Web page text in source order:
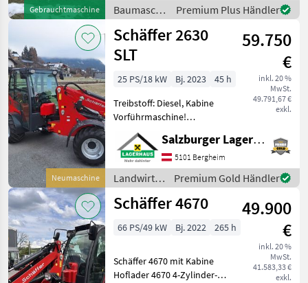
Gebrauchtmaschine
Vermietung von Baumasch
Baumaschinen
/ Schaeff
Premium Plus Händler
Neumaschine
Schäffer 2630
SLT
59.750
€
inkl. 20 %
MwSt.
49.791,67 €
exkl.
25 PS/18 kW Bj. 2023
45 h
Treibstoff: Diesel, Kabine
Vorführmaschine!
Ausstattung: +
Heckgewicht-Endplatte,
Koffergewicht, +
Beleuchtungsanlage,
Schnellgang 20 km/h, +
breiter Hinterw
Salzburger Lagerhaus-Technik
5101 Bergheim
Landwirtsch.
Motorfahrzeuge
/ Schäffer
Premium Gold Händler
Schäffer 4670
49.900
€
inkl. 20 %
MwSt.
41.583,33 €
exkl.
66 PS/49 kW Bj. 2022 265 h
Schäffer 4670 mit Kabine
Hoflader 4670 4-Zylinder-